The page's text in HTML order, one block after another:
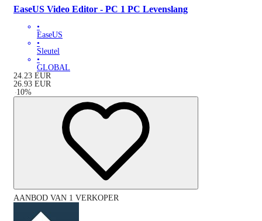
EaseUS Video Editor - PC 1 PC Levenslang
•
EaseUS
•
Sleutel
•
GLOBAL
24.23 EUR
26.93 EUR
-10%
AANBOD VAN 1 VERKOPER